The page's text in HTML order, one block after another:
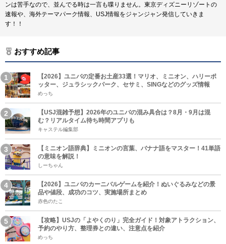
ンは苦手なので、並んでる時は一言も喋りません。東京ディズニーリゾートの
速報や、海外テーマパーク情報、USJ情報をジャンジャン発信していきま
す！！
おすすめ記事
【2026】ユニバの定番お土産33選！マリオ、ミニオン、ハリーポ
ッター、ジュラシックパーク、セサミ、SINGなどのグッズ情報
めっち
【USJ混雑予想】2026年のユニバの混み具合は？8月・9月は混
む？リアルタイム待ち時間アプリも
キャステル編集部
【ミニオン語辞典】ミニオンの言葉、バナナ語をマスター！41単語
の意味を解説！
しーちゃん
【2026】ユニバのカーニバルゲームを紹介！ぬいぐるみなどの景
品や値段、成功のコツ、実施場所まとめ
赤色のたこ
【攻略】USJの「よやくのり」完全ガイド！対象アトラクション、
予約のやり方、整理券との違い、注意点を紹介
めっち